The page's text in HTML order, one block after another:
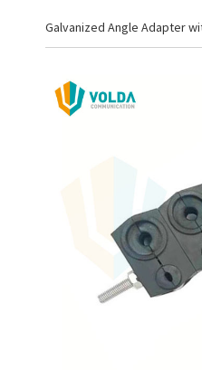
Galvanized Angle Adapter